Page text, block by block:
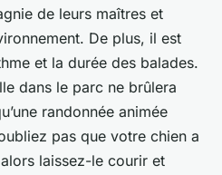
de leurs maîtres et
De plus, il est
et la durée des balades.
dans le parc ne brûlera
randonnée animée
pas que votre chien a
laissez-le courir et